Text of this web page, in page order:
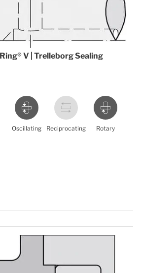
V | Trelleborg Sealing
Oscillating Reciprocating Rotary